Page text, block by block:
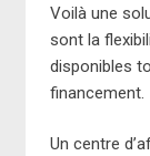
Voilà une
sont la
disponibles
financement.
Un centre